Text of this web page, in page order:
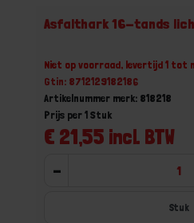
Asfalthark 16-tands
Niet op voorraad, levertijd 1 tot
Gtin: 8712129182186
Artikelnummer merk: 818218
€ 21,55 incl. BTW
Prijs per 1 Stuk
-
Stuk